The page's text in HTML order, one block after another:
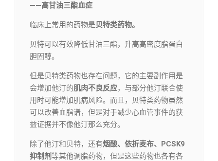
——高甘油三酯血症
临床上常用的药物是贝特类药物。
贝特可以有效降低甘油三酯，升高高密度脂蛋白
胆固醇。
但是贝特类药物也存在问题，它的主要副作用是
会增加他汀的肌肉不良反应，与部分他汀联合使
用时可能增加肌病风险。而且，贝特类药物虽然
可以改善血脂谱，但是对于减少心血管事件的获
益证据并不像他汀那么充分。
除了他汀和贝特，还有烟酸、依折麦布、PCSK9
抑制剂等其他调脂药物，但是这些药物也各有各